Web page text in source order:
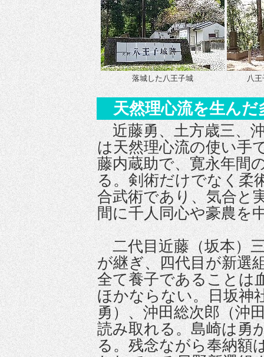
落城した八王子城 八王
天然理心流を生んだ
近藤勇、土方歳三、
は天然理心流の使い手
藤内蔵助で、寛永年間
る。剣術だけでなく柔
合武術であり、気合と
間に千人同心や豪農を
二代目近藤（坂本）三
が継ぎ、四代目が新選
全て養子であることは
ほかならない。日坂神
勇）、沖田総次郎（沖
読み取れる。島崎は勇
る。残念ながら奉納額